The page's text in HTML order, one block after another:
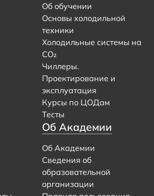
Об обучении
Основы холодильной
техники
Холодильные системы на
CO₂
Чиллеры.
Проектирование и
эксплуатация
Курсы по ЦОДам
Тесты
Об Академии
Об Академии
Сведения об
образовательной
организации